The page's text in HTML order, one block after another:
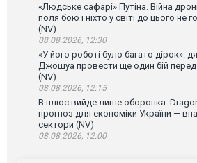
«Людське сафарі» Путіна. Війна
поля бою і ніхто у світі до цього не
(NV)
08.08.2026, 12:30
«У його роботі було багато дірок»:
Джошуа провести ще один бій перед
(NV)
08.08.2026, 12:15
В плюс вийде лише оборонка.
прогноз для економіки України —
сектори (NV)
08.08.2026, 12:00